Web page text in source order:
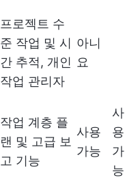
프로젝트 수
준 작업 및 시
간 추적, 개인
작업 관리자
아니
요
작업 계층 플
랜 및 고급 보
고 기능
사용
가능
사
용
가
능